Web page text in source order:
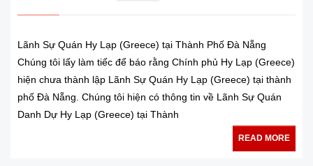
Lãnh Sự Quán Hy Lạp (Greece) tại Thành Phố Đà Nẵng
Chúng tôi lấy làm tiếc để báo rằng Chính phủ Hy Lạp (Greece)
hiện chưa thành lập Lãnh Sự Quán Hy Lạp (Greece) tại thành
phố Đà Nẵng. Chúng tôi hiện có thông tin về Lãnh Sự Quán
Danh Dự Hy Lạp (Greece) tại Thành
READ MORE